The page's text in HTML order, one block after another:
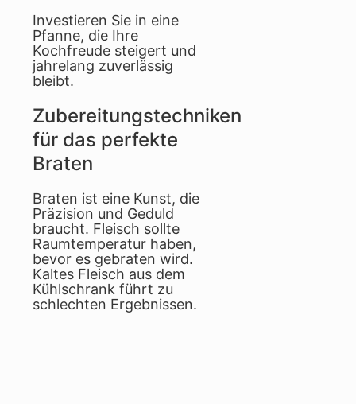
Investieren Sie in eine
Pfanne, die Ihre
Kochfreude steigert und
jahrelang zuverlässig
bleibt.
Zubereitungstechniken
für das perfekte
Braten
Braten ist eine Kunst, die
Präzision und Geduld
braucht. Fleisch sollte
Raumtemperatur haben,
bevor es gebraten wird.
Kaltes Fleisch aus dem
Kühlschrank führt zu
schlechten Ergebnissen.